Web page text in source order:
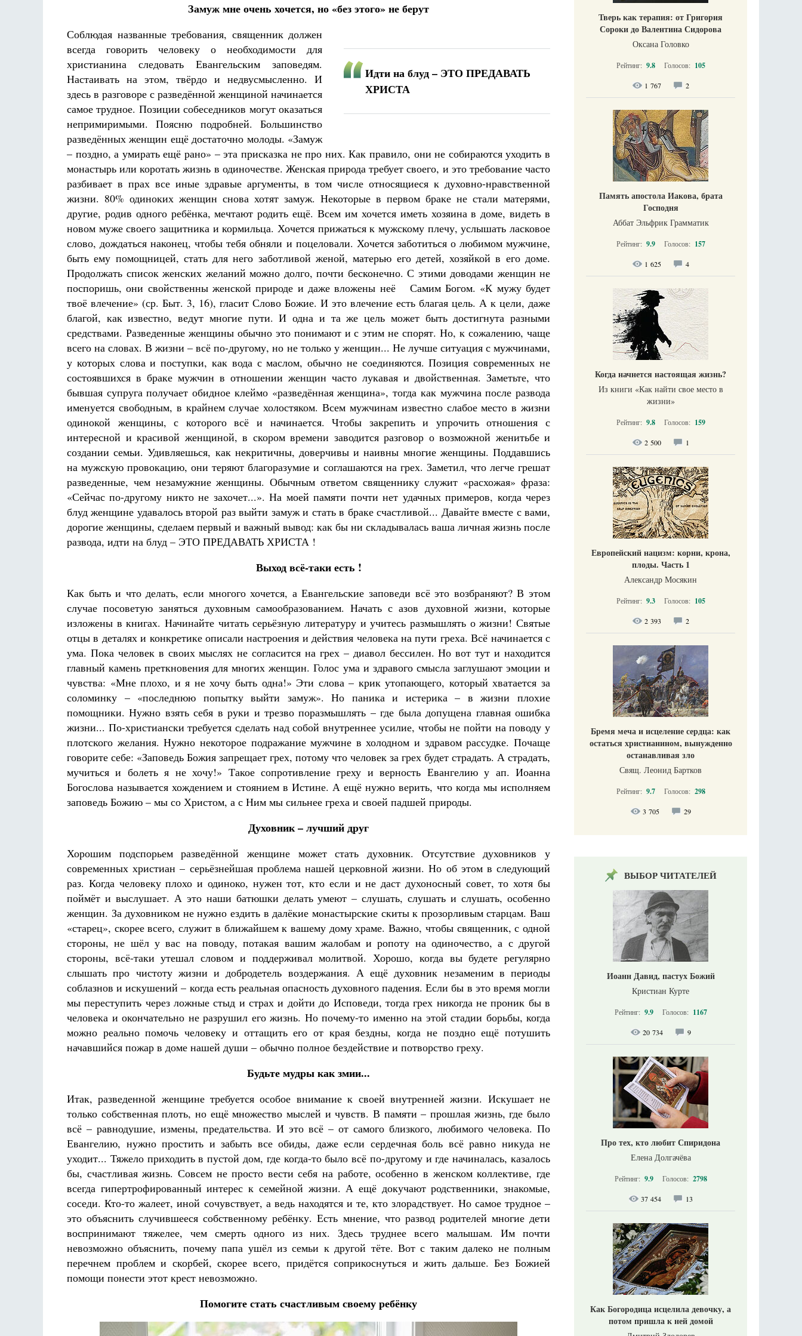
Замуж мне очень хочется, но «без этого» не берут
Идти на блуд – ЭТО ПРЕДАВАТЬ
ХРИСТА
Соблюдая названные требования, священник должен
всегда говорить человеку о необходимости для
христианина следовать Евангельским заповедям.
Настаивать на этом, твёрдо и недвусмысленно. И
здесь в разговоре с разведённой женщиной начинается
самое трудное. Позиции собеседников могут оказаться
непримиримыми. Поясню подробней. Большинство
разведённых женщин ещё достаточно молоды. «Замуж
– поздно, а умирать ещё рано» – эта присказка не про них. Как правило, они не собираются уходить в
монастырь или коротать жизнь в одиночестве. Женская природа требует своего, и это требование часто
разбивает в прах все иные здравые аргументы, в том числе относящиеся к духовно-нравственной
жизни. 80% одиноких женщин снова хотят замуж. Некоторые в первом браке не стали матерями,
другие, родив одного ребёнка, мечтают родить ещё. Всем им хочется иметь хозяина в доме, видеть в
новом муже своего защитника и кормильца. Хочется прижаться к мужскому плечу, услышать ласковое
слово, дождаться наконец, чтобы тебя обняли и поцеловали. Хочется заботиться о любимом мужчине,
быть ему помощницей, стать для него заботливой женой, матерью его детей, хозяйкой в его доме.
Продолжать список женских желаний можно долго, почти бесконечно. С этими доводами женщин не
поспоришь, они свойственны женской природе и даже вложены неё Самим Богом. «К мужу будет
твоё влечение» (ср. Быт. 3, 16), гласит Слово Божие. И это влечение есть благая цель. А к цели, даже
благой, как известно, ведут многие пути. И одна и та же цель может быть достигнута разными
средствами. Разведенные женщины обычно это понимают и с этим не спорят. Но, к сожалению, чаще
всего на словах. В жизни – всё по-другому, но не только у женщин... Не лучше ситуация с мужчинами,
у которых слова и поступки, как вода с маслом, обычно не соединяются. Позиция современных не
состоявшихся в браке мужчин в отношении женщин часто лукавая и двойственная. Заметьте, что
бывшая супруга получает обидное клеймо «разведённая женщина», тогда как мужчина после развода
именуется свободным, в крайнем случае холостяком. Всем мужчинам известно слабое место в жизни
одинокой женщины, с которого всё и начинается. Чтобы закрепить и упрочить отношения с
интересной и красивой женщиной, в скором времени заводится разговор о возможной женитьбе и
создании семьи. Удивляешься, как некритичны, доверчивы и наивны многие женщины. Поддавшись
на мужскую провокацию, они теряют благоразумие и соглашаются на грех. Заметил, что легче грешат
разведенные, чем незамужние женщины. Обычным ответом священнику служит «расхожая» фраза:
«Сейчас по-другому никто не захочет...». На моей памяти почти нет удачных примеров, когда через
блуд женщине удавалось второй раз выйти замуж и стать в браке счастливой... Давайте вместе с вами,
дорогие женщины, сделаем первый и важный вывод: как бы ни складывалась ваша личная жизнь после
развода, идти на блуд – ЭТО ПРЕДАВАТЬ ХРИСТА !
Выход всё-таки есть !
Как быть и что делать, если многого хочется, а Евангельские заповеди всё это возбраняют? В этом
случае посоветую заняться духовным самообразованием. Начать с азов духовной жизни, которые
изложены в книгах. Начинайте читать серьёзную литературу и учитесь размышлять о жизни! Святые
отцы в деталях и конкретике описали настроения и действия человека на пути греха. Всё начинается с
ума. Пока человек в своих мыслях не согласится на грех – диавол бессилен. Но вот тут и находится
главный камень преткновения для многих женщин. Голос ума и здравого смысла заглушают эмоции и
чувства: «Мне плохо, и я не хочу быть одна!» Эти слова – крик утопающего, который хватается за
соломинку – «последнюю попытку выйти замуж». Но паника и истерика – в жизни плохие
помощники. Нужно взять себя в руки и трезво поразмышлять – где была допущена главная ошибка
жизни... По-христиански требуется сделать над собой внутреннее усилие, чтобы не пойти на поводу у
плотского желания. Нужно некоторое подражание мужчине в холодном и здравом рассудке. Почаще
говорите себе: «Заповедь Божия запрещает грех, потому что человек за грех будет страдать. А страдать,
мучиться и болеть я не хочу!» Такое сопротивление греху и верность Евангелию у ап. Иоанна
Богослова называется хождением и стоянием в Истине. А ещё нужно верить, что когда мы исполняем
заповедь Божию – мы со Христом, а с Ним мы сильнее греха и своей падшей природы.
Духовник – лучший друг
Хорошим подспорьем разведённой женщине может стать духовник. Отсутствие духовников у
современных христиан – серьёзнейшая проблема нашей церковной жизни. Но об этом в следующий
раз. Когда человеку плохо и одиноко, нужен тот, кто если и не даст духоносный совет, то хотя бы
поймёт и выслушает. А это наши батюшки делать умеют – слушать, слушать и слушать, особенно
женщин. За духовником не нужно ездить в далёкие монастырские скиты к прозорливым старцам. Ваш
«старец», скорее всего, служит в ближайшем к вашему дому храме. Важно, чтобы священник, с одной
стороны, не шёл у вас на поводу, потакая вашим жалобам и ропоту на одиночество, а с другой
стороны, всё-таки утешал словом и поддерживал молитвой. Хорошо, когда вы будете регулярно
слышать про чистоту жизни и добродетель воздержания. А ещё духовник незаменим в периоды
соблазнов и искушений – когда есть реальная опасность духовного падения. Если бы в это время могли
мы переступить через ложные стыд и страх и дойти до Исповеди, тогда грех никогда не проник бы в
человека и окончательно не разрушил его жизнь. Но почему-то именно на этой стадии борьбы, когда
можно реально помочь человеку и оттащить его от края бездны, когда не поздно ещё потушить
начавшийся пожар в доме нашей души – обычно полное бездействие и потворство греху.
Будьте мудры как змии...
Итак, разведенной женщине требуется особое внимание к своей внутренней жизни. Искушает не
только собственная плоть, но ещё множество мыслей и чувств. В памяти – прошлая жизнь, где было
всё – равнодушие, измены, предательства. И это всё – от самого близкого, любимого человека. По
Евангелию, нужно простить и забыть все обиды, даже если сердечная боль всё равно никуда не
уходит... Тяжело приходить в пустой дом, где когда-то было всё по-другому и где начиналась, казалось
бы, счастливая жизнь. Совсем не просто вести себя на работе, особенно в женском коллективе, где
всегда гипертрофированный интерес к семейной жизни. А ещё докучают родственники, знакомые,
соседи. Кто-то жалеет, иной сочувствует, а ведь находятся и те, кто злорадствует. Но самое трудное –
это объяснить случившееся собственному ребёнку. Есть мнение, что развод родителей многие дети
воспринимают тяжелее, чем смерть одного из них. Здесь труднее всего малышам. Им почти
невозможно объяснить, почему папа ушёл из семьи к другой тёте. Вот с таким далеко не полным
перечнем проблем и скорбей, скорее всего, придётся соприкоснуться и жить дальше. Без Божией
помощи понести этот крест невозможно.
Помогите стать счастливым своему ребёнку
Тверь как терапия: от Григория
Сороки до Валентина Сидорова
Оксана Головко
Рейтинг: 9.8 Голосов: 105
1 767 2
Память апостола Иакова, брата
Господня
Аббат Эльфрик Грамматик
Рейтинг: 9.9 Голосов: 157
1 625 4
Когда начнется настоящая жизнь?
Из книги «Как найти свое место в
жизни​»
Рейтинг: 9.8 Голосов: 159
2 500 1
Европейский нацизм: корни, крона,
плоды. Часть 1
Александр Мосякин
Рейтинг: 9.3 Голосов: 105
2 393 2
Бремя меча и исцеление сердца: как
остаться христианином, вынужденно
останавливая зло
Свящ. Леонид Бартков
Рейтинг: 9.7 Голосов: 298
3 705 29
ВЫБОР ЧИТАТЕЛЕЙ
Иоанн Давид, пастух Божий
Кристиан Курте
Рейтинг: 9.9 Голосов: 1167
20 734 9
Про тех, кто любит Спиридона
Елена Долгачёва
Рейтинг: 9.9 Голосов: 2798
37 454 13
Как Богородица исцелила девочку, а
потом пришла к ней домой